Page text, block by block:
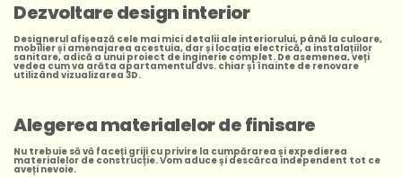
Dezvoltare design interior
Designerul afișează cele mai mici detalii ale interiorului, până la culoare,
mobilier și amenajarea acestuia, dar și locația electrică, a instalațiilor
sanitare, adică a unui proiect de inginerie complet. De asemenea, veți
vedea cum va arăta apartamentul dvs. chiar și înainte de renovare
utilizând vizualizarea 3D.
Alegerea materialelor de finisare
Nu trebuie să vă faceți griji cu privire la cumpărarea și expedierea
materialelor de construcție. Vom aduce și descărca independent tot ce
aveți nevoie.